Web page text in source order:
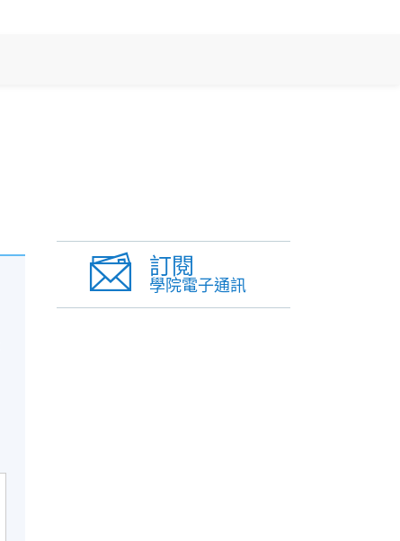
訂閱
學院電子通訊